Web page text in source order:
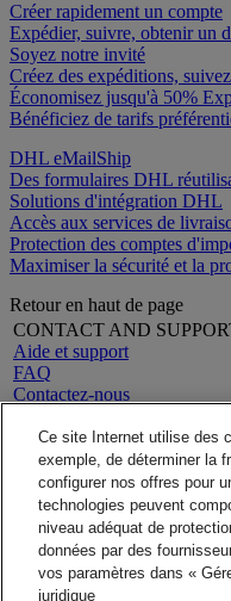
Créer rapidement un compte
Expédier, suivre, obtenir un
Soyez notre invité
Créez des expéditions,
Économisez jusqu'à 50%
Bénéficiez de tarifs
DHL eMailShip
Des formulaires DHL
Solutions d'intégration DHL
Accès aux services de
Protection des comptes
Maximiser la sécurité et la
Retour en haut de page
CONTACT AND
Aide et support
FAQ
Contactez-nous
LEGAL
Conditions générales
Garantie Remboursement
Avis de confidentialité
ALERTES
Alerte fraude
Informations Importantes
Suivez-nous
Ce site Internet utilise des
exemple, de déterminer la
configurer nos offres pour
technologies peuvent
niveau adéquat de
données par des
vos paramètres dans «
juridique